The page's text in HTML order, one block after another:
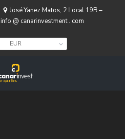
José Yanez Matos, 2 Local 19B –
info @ canarinvestment . com
EUR